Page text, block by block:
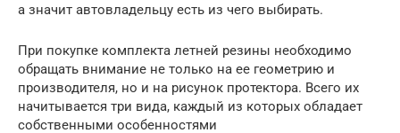
а значит автовладельцу есть из чего выбирать.
При покупке комплекта летней резины необходимо
обращать внимание не только на ее геометрию и
производителя, но и на рисунок протектора. Всего их
начитывается три вида, каждый из которых обладает
собственными особенностями